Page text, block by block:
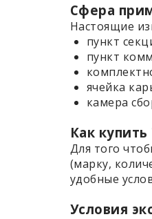
Сфера
Настоящие
пункт
пункт
ячейка
камера
Как
Для того
(марку,
удобные
Условия